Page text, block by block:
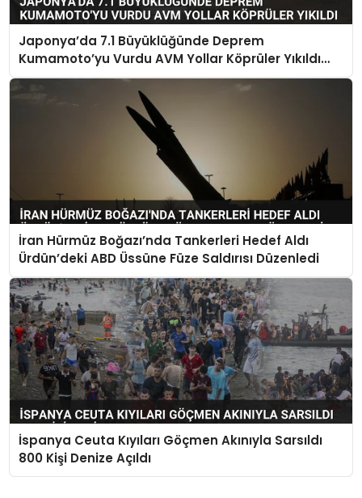
Japonya’da 7.1 Büyüklüğünde Deprem
Kumamoto’yu Vurdu AVM Yollar Köprüler Yıkıldı
Çok Sayıda Can Kaybı Var
İran Hürmüz Boğazı’nda Tankerleri Hedef Aldı
Ürdün’deki ABD Üssüne Füze Saldırısı Düzenledi
İspanya Ceuta Kıyıları Göçmen Akınıyla Sarsıldı
800 Kişi Denize Açıldı